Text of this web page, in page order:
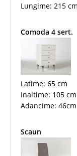
Lungime: 215 cm
Comoda 4 sert.
Latime: 65 cm
Inaltime: 105 cm
Adancime: 46cm
Scaun